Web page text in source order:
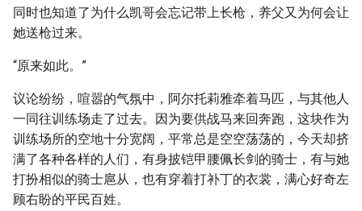
同时也知道了为什么凯哥会忘记带上长枪，养父又为何会让
她送枪过来。
“原来如此。”
议论纷纷，喧嚣的气氛中，阿尔托莉雅牵着马匹，与其他人
一同往训练场走了过去。因为要供战马来回奔跑，这块作为
训练场所的空地十分宽阔，平常总是空空荡荡的，今天却挤
满了各种各样的人们，有身披铠甲腰佩长剑的骑士，有与她
打扮相似的骑士扈从，也有穿着打补丁的衣裳，满心好奇左
顾右盼的平民百姓。